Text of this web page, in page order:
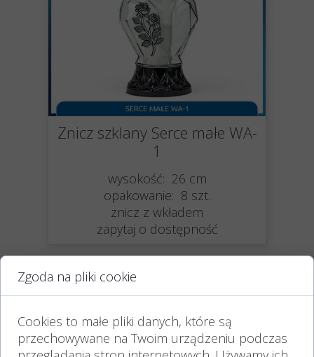
Znicz szklany Serce małe WA-
1
wysokość: 26 cm
opakowanie: 8 szt.
znicz z wkładem
zapytaj o dostępność
Zgoda na pliki cookie
Cookies to małe pliki danych, które są
przechowywane na Twoim urządzeniu podczas